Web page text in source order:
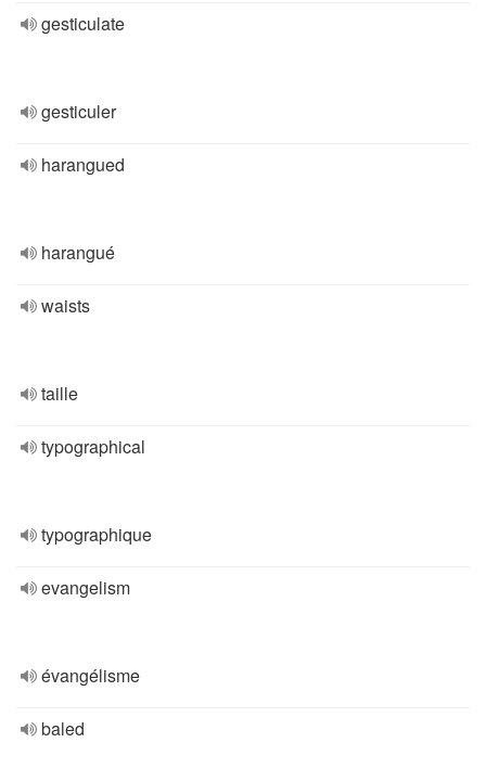
gesticulate
gesticuler
harangued
harangué
waists
taille
typographical
typographique
evangelism
évangélisme
baled